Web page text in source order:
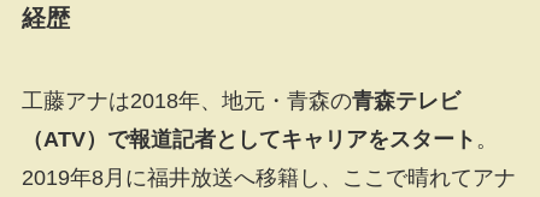
経歴
工藤アナは2018年、地元・青森の青森テレビ
（ATV）で報道記者としてキャリアをスタート 。
2019年8月に福井放送へ移籍し、ここで晴れてアナ